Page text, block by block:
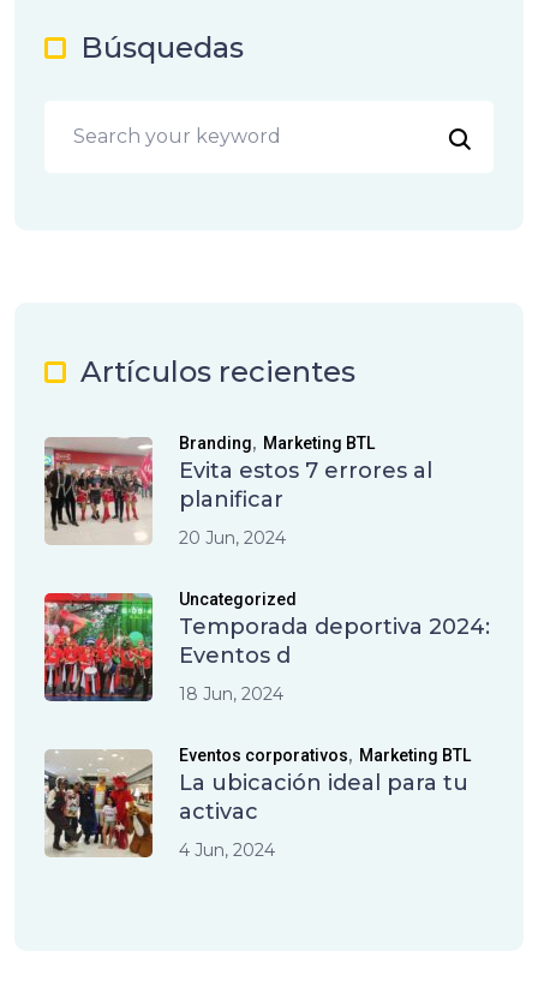
Búsquedas
Artículos recientes
Branding, Marketing BTL
Evita estos 7 errores al
planificar
20 Jun, 2024
Uncategorized
Temporada deportiva 2024:
Eventos d
18 Jun, 2024
Eventos corporativos, Marketing BTL
La ubicación ideal para tu
activac
4 Jun, 2024